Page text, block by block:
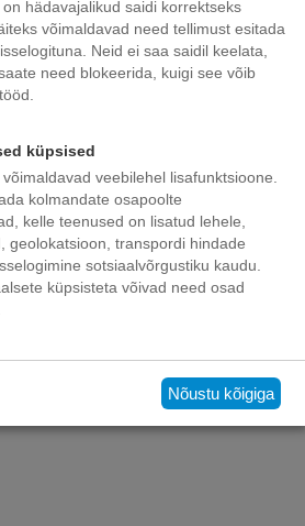
VÄHENDAB
TEKKIMISE RISKI
KONDROIITIN: MAHUKAMAKS
LIMASKESTA
hädavajalikud saidi korrektseks
võimaldavad need tellimust esitada
Neid ei saa saidil keelata,
need blokeerida, kuigi see võib
küpsised
veebilehel lisafunktsioone.
kolmandate osapoolte
kelle teenused on lisatud lehele,
geolokatsioon, transpordi hindade
sotsiaalvõrgustiku kaudu.
küpsisteta võivad need osad
Nõustu kõigiga